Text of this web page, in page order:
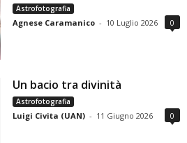
Astrofotografia
Agnese Caramanico - 10 Luglio 2026 0
Un bacio tra divinità
Astrofotografia
Luigi Civita (UAN) - 11 Giugno 2026 0